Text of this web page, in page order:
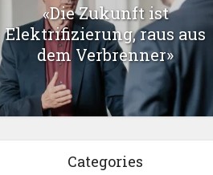
«Die Zukunft ist
Elektrifizierung, raus aus
dem Verbrenner»
Categories